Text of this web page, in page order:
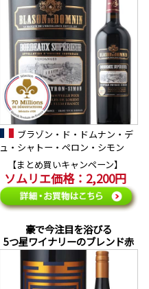
ブラゾン・ド・ドムナン・デ
ュ・シャトー・ペロン・シモン
【まとめ買いキャンペーン】
ソムリエ価格：2,200円
豪で今注目を浴びる
5つ星ワイナリーのブレンド赤